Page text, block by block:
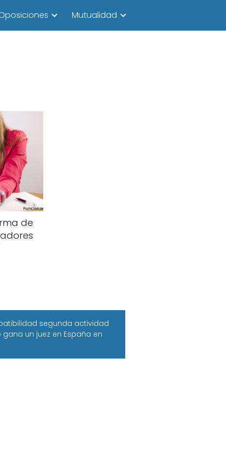
Mutualidad
de
segunda actividad
gana un juez en España en